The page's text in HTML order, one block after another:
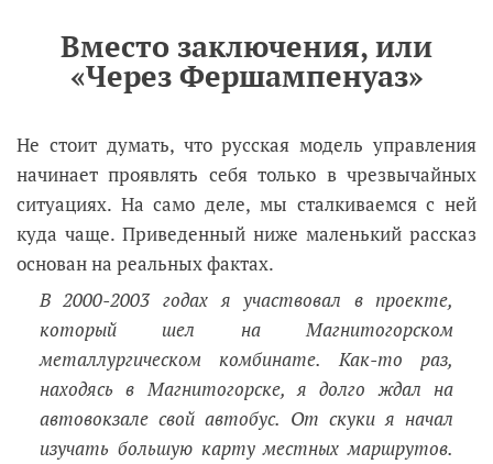
Вместо заключения, или
«Через Фершампенуаз»
Не стоит думать, что русская модель управления
начинает проявлять себя только в чрезвычайных
ситуациях. На само деле, мы сталкиваемся с ней
куда чаще. Приведенный ниже маленький рассказ
основан на реальных фактах.
В 2000-2003 годах я участвовал в проекте,
который шел на Магнитогорском
металлургическом комбинате. Как-то раз,
находясь в Магнитогорске, я долго ждал на
автовокзале свой автобус. От скуки я начал
изучать большую карту местных маршрутов.